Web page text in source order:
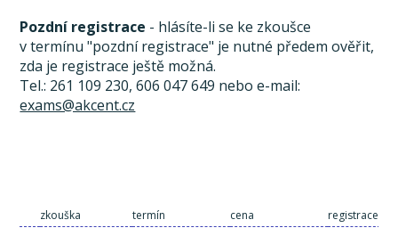
Pozdní registrace - hlásíte-li se ke zkoušce
v termínu "pozdní registrace" je nutné předem ověřit,
zda je registrace ještě možná.
Tel.: 261 109 230, 606 047 649 nebo e-mail:
exams@akcent.cz
zkouška termín cena registrace a